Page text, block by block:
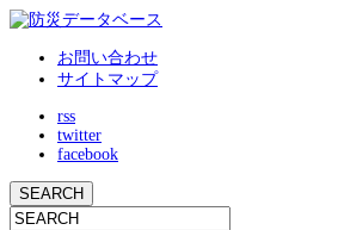
お問い合わせ
サイトマップ
rss
twitter
facebook